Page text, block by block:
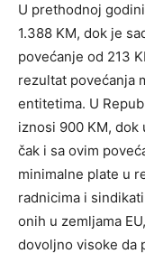
U prethodnoj
1.388 KM, dok je
povećanje od 213
rezultat povećanja
entitetima. U
iznosi 900 KM, dok
čak i sa ovim
minimalne plate u
radnicima i
onih u zemljama
dovoljno visoke da